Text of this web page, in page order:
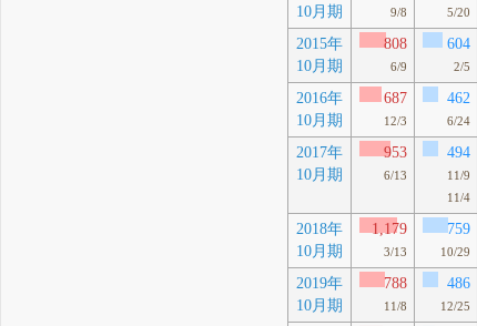
10月期
9/8 5/20
2015年
10月期
808
6/9
604
2/5
2016年
10月期
687
12/3
462
6/24
2017年
10月期
953
6/13
494
11/9
11/4
2018年
10月期
1,179
3/13
759
10/29
2019年
10月期
788
11/8
486
12/25